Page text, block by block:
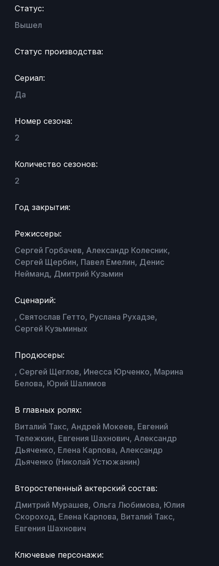
Статус:
Вышел
Статус производства:
Сериал:
Да
Номер сезона:
2
Количество сезонов:
2
Год закрытия:
Режиссеры:
Сергей Горбачев, Александр Колесник,
Сергей Щербин, Павел Емелин, Денис
Нейманд, Дмитрий Кузьмин
Сценарий:
, Святослав Гетто, Руслана Рухадзе,
Сергей Кузьминых
Продюсеры:
, Сергей Щеглов, Инесса Юрченко, Марина
Белова, Юрий Шалимов
В главных ролях:
Виталий Такс, Андрей Мокеев, Евгений
Тележкин, Евгения Шахнович, Александр
Дьяченко, Елена Карпова, Александр
Дьяченко (Николай Устюжанин)
Второстепенный актерский состав:
Дмитрий Мурашев, Ольга Любимова, Юлия
Скороход, Елена Карпова, Виталий Такс,
Евгения Шахнович
Ключевые персонажи: